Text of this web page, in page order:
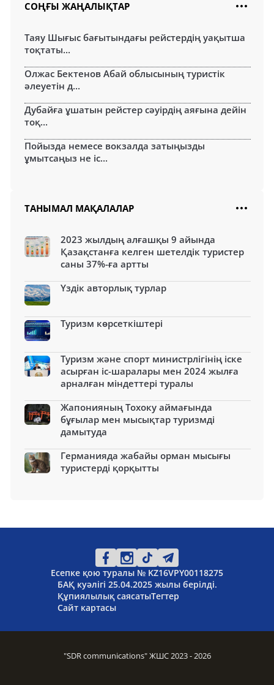
СОҢҒЫ ЖАҢАЛЫҚТАР
Таяу Шығыс бағытындағы рейстердің уақытша
тоқтаты...
Олжас Бектенов Абай облысының туристік
әлеуетін д...
Дубайға ұшатын рейстер сәуірдің аяғына дейін
тоқ...
Пойызда немесе вокзалда затыңызды
ұмытсаңыз не іс...
ТАНЫМАЛ МАҚАЛАЛАР
2023 жылдың алғашқы 9 айында
Қазақстанға келген шетелдік туристер
саны 37%-ға артты
Үздік авторлық турлар
Туризм көрсеткіштері
Туризм және спорт министрлігінің іске
асырған іс-шаралары мен 2024 жылға
арналған міндеттері туралы
Жапонияның Тохоку аймағында
бұғылар мен мысықтар туризмді
дамытуда
Германияда жабайы орман мысығы
туристерді қорқытты
Есепке қою туралы № KZ16VPY00118275
БАҚ куәлігі 25.04.2025 жылы берілді.
Құпиялылық саясатыТегтер
Сайт картасы
"SDR communications" ЖШС 2023 - 2026